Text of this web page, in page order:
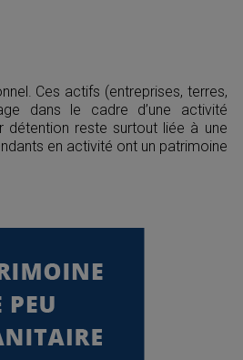
Ces actifs (entreprises, terres,
dans le cadre d’une activité
détention reste surtout liée à une
en activité ont un patrimoine